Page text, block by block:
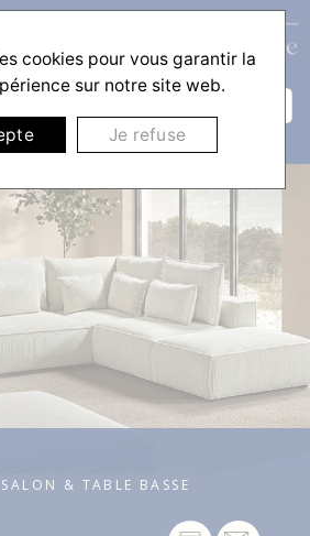
☰
& TABLE BASSE
cookies pour vous garantir la
sur notre site web.
Je refuse